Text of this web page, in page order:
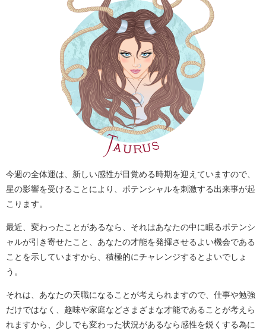
今週の全体運は、新しい感性が目覚める時期を迎えていますので、
星の影響を受けることにより、ポテンシャルを刺激する出来事が起
こります。
最近、変わったことがあるなら、それはあなたの中に眠るポテンシ
ャルが引き寄せたこと、あなたの才能を発揮させるよい機会である
ことを示していますから、積極的にチャレンジするとよいでしょ
う。
それは、あなたの天職になることが考えられますので、仕事や勉強
だけではなく、趣味や家庭などさまざまな才能であることが考えら
れますから、少しでも変わった状況があるなら感性を鋭くする為に